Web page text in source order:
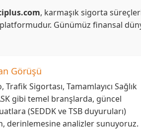
, karmaşık sigorta
Günümüz finansal
Görüşü
Trafik Sigortası, Tamamlayıcı Sağlık
gibi temel branşlarda, güncel
(SEDDK ve TSB duyuruları)
derinlemesine analizler sunuyoruz.